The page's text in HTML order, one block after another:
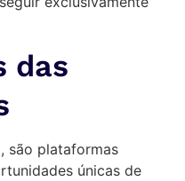
das
são plataformas
únicas de